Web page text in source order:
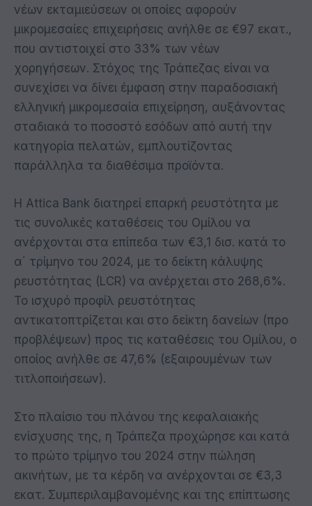
νέων εκταμιεύσεων οι οποίες αφορούν
μικρομεσαίες επιχειρήσεις ανήλθε σε €97 εκατ.,
που αντιστοιχεί στο 33% των νέων
χορηγήσεων. Στόχος της Τράπεζας είναι να
συνεχίσει να δίνει έμφαση στην παραδοσιακή
ελληνική μικρομεσαία επιχείρηση, αυξάνοντας
σταδιακά το ποσοστό εσόδων από αυτή την
κατηγορία πελατών, εμπλουτίζοντας
παράλληλα τα διαθέσιμα προϊόντα.
Η Attica Bank διατηρεί επαρκή ρευστότητα με
τις συνολικές καταθέσεις του Ομίλου να
ανέρχονται στα επίπεδα των €3,1 δισ. κατά το
α΄ τρίμηνο του 2024, με το δείκτη κάλυψης
ρευστότητας (LCR) να ανέρχεται στο 268,6%.
Το ισχυρό προφίλ ρευστότητας
αντικατοπτρίζεται και στο δείκτη δανείων (προ
προβλέψεων) προς τις καταθέσεις του Ομίλου, ο
οποίος ανήλθε σε 47,6% (εξαιρουμένων των
τιτλοποιήσεων).
Στο πλαίσιο του πλάνου της κεφαλαιακής
ενίσχυσης της, η Τράπεζα προχώρησε και κατά
το πρώτο τρίμηνο του 2024 στην πώληση
ακινήτων, με τα κέρδη να ανέρχονται σε €3,3
εκατ. Συμπεριλαμβανομένης και της επίπτωσης